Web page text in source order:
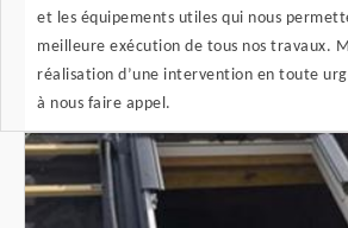
et les équipements utiles qui nous
meilleure exécution de tous nos travaux.
réalisation d’une intervention en toute
à nous faire appel.